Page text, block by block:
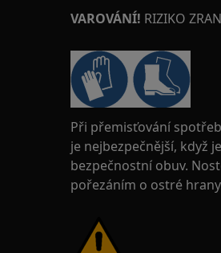
VAROVÁNÍ! RIZIKO
Při přemisťování
je nejbezpečnější, když
bezpečnostní obuv.
pořezáním o ostré